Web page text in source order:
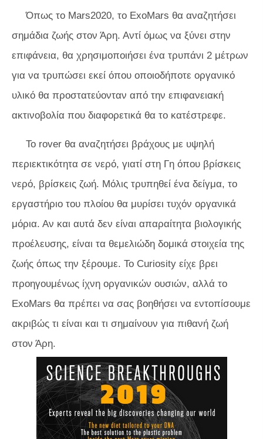
Όπως το Mars2020, το ExoMars θα αναζητήσει
σημάδια ζωής στον Άρη. Αντί όμως να ξύνει στην
επιφάνεια, θα χρησιμοποιήσει ένα τρυπάνι 2 μέτρων
για να τρυπώσει εκεί όπου οποιοδήποτε οργανικό
υλικό θα προστατεύονταν από την επιφανειακή
ακτινοβολία που διαφορετικά θα το κατέστρεφε.
Το rover θα αναζητήσει βράχους με υψηλή
περιεκτικότητα σε νερό, γιατί στη Γη όπου βρίσκεις
νερό, βρίσκεις ζωή. Μόλις τρυπηθεί ένα δείγμα, το
εργαστήριο του πλοίου θα μυρίσει τυχόν οργανικά
μόρια. Αν και αυτά δεν είναι απαραίτητα βιολογικής
προέλευσης, είναι τα θεμελιώδη δομικά στοιχεία της
ζωής όπως την ξέρουμε. Το Curiosity είχε βρει
προηγουμένως ίχνη οργανικών ουσιών, αλλά το
ExoMars θα πρέπει να σας βοηθήσει να εντοπίσουμε
ακριβώς τι είναι και τι σημαίνουν για πιθανή ζωή
στον Άρη.